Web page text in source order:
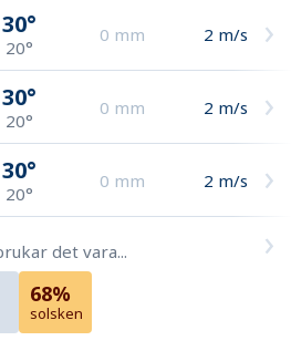
30°
20°
0 mm 2 m/s
30°
20°
0 mm 2 m/s
30°
20°
0 mm 2 m/s
det vara...
68%
solsken